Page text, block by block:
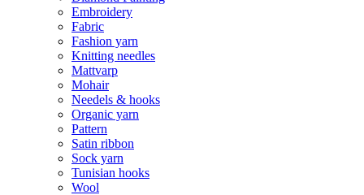
Embroidery
Fabric
Fashion yarn
Knitting needles
Mattvarp
Mohair
Needels & hooks
Organic yarn
Pattern
Satin ribbon
Sock yarn
Tunisian hooks
Wool